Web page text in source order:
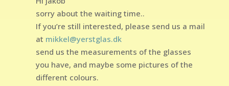
sorry about the waiting time..
If you’re still interested, please send us a mail
at mikkel@yerstglas.dk
send us the measurements of the glasses
you have, and maybe some pictures of the
different colours.